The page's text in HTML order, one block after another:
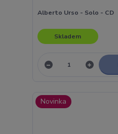
Alberto Urso - Solo - CD
Skladem
Novinka